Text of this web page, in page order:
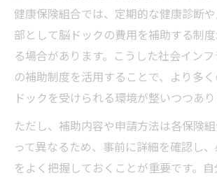
健康保険組合では、定期的な健康診断
部として脳ドックの費用を補助する制
る場合があります。こうした社会イン
の補助制度を活用することで、より多
ドックを受けられる環境が整いつつあり
ただし、補助内容や申請方法は各保険
って異なるため、事前に詳細を確認し
をよく把握しておくことが重要です。